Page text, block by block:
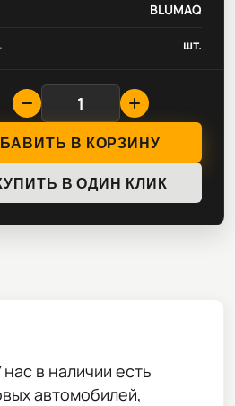
BLUMAQ
шт.
В КОРЗИНУ
В ОДИН КЛИК
в наличии есть
автомобилей,